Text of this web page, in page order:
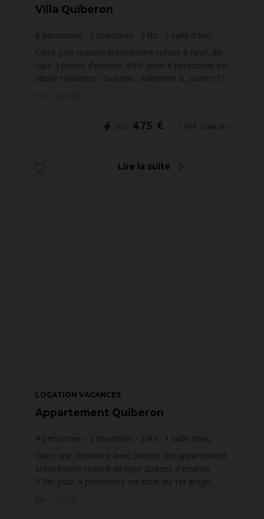
Villa Quiberon
6 personnes 2 chambres 3 lits 1 salle d'eau
wi-fi
Cette jolie maison entièrement refaite à neuf, de
type 3 pièces d'environ 45m² pour 6 personnes est
située résidence "Oceanis", bâtiment B, porte n°3
DÈS 475 € / PAR SEMAINE
Lire la suite
LOCATION VACANCES
Appartement Quiberon
4 personnes 2 chambres 2 lits 1 salle d'eau
Dans une résidence avec piscine, bel appartement
entièrement rénové de type 3pièces d'environ
37m² pour 4 personnes est situé au 1er étage,